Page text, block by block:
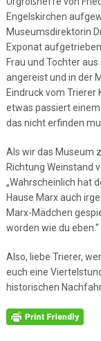
Engelskirchen
Museumsdirektorin
Exponat
Frau und Tochter
angereist und in der
Eindruck vom
etwas passiert
das nicht erfinden
Als wir das Museum
Richtung Weinstand
„Wahrscheinlich hat
Hause Marx auch
Marx-Mädchen
worden wie du eben.“
Also, liebe Trierer,
euch eine
historischen